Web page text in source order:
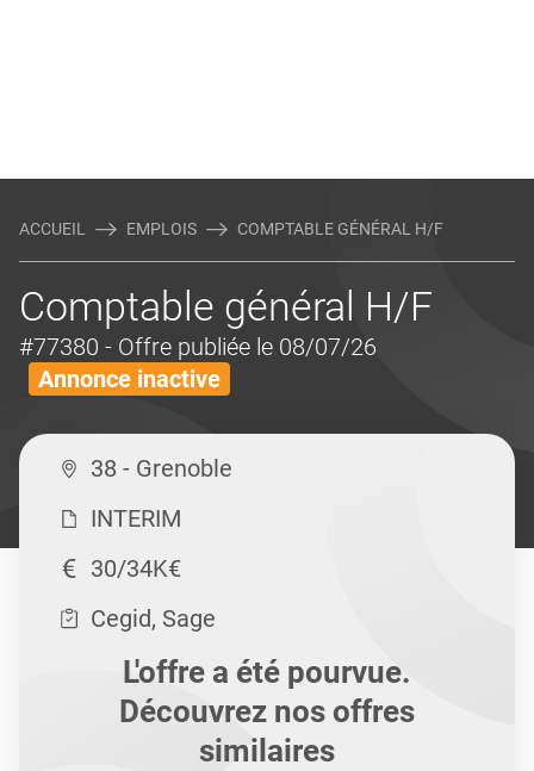
ACCUEIL EMPLOIS COMPTABLE GÉNÉRAL H/F
Comptable général H/F
#77380 - Offre publiée le 08/07/26
Annonce inactive
38 - Grenoble
INTERIM
30/34K€
Cegid, Sage
L'offre a été pourvue.
Découvrez nos offres
similaires